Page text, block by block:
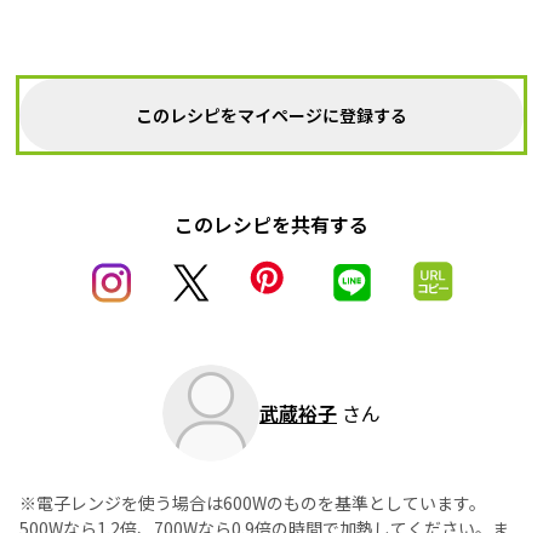
このレシピをマイページに登録する
このレシピを共有する
武蔵裕子 さん
※電子レンジを使う場合は600Wのものを基準としています。